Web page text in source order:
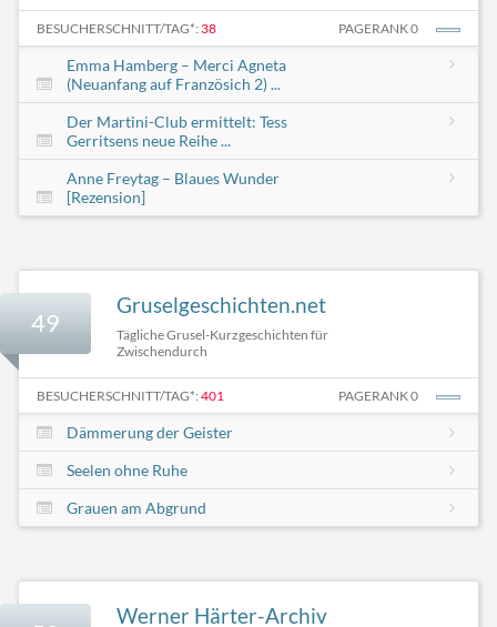
BESUCHERSCHNITT/TAG*: 38 PAGERANK 0
Emma Hamberg – Merci Agneta
(Neuanfang auf Französich 2) ...
Der Martini-Club ermittelt: Tess
Gerritsens neue Reihe ...
Anne Freytag – Blaues Wunder
[Rezension]
49
Gruselgeschichten.net
Tägliche Grusel-Kurzgeschichten für
Zwischendurch
BESUCHERSCHNITT/TAG*: 401 PAGERANK 0
Dämmerung der Geister
Seelen ohne Ruhe
Grauen am Abgrund
Werner Härter-Archiv